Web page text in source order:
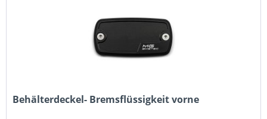
Behälterdeckel- Bremsflüssigkeit vorne